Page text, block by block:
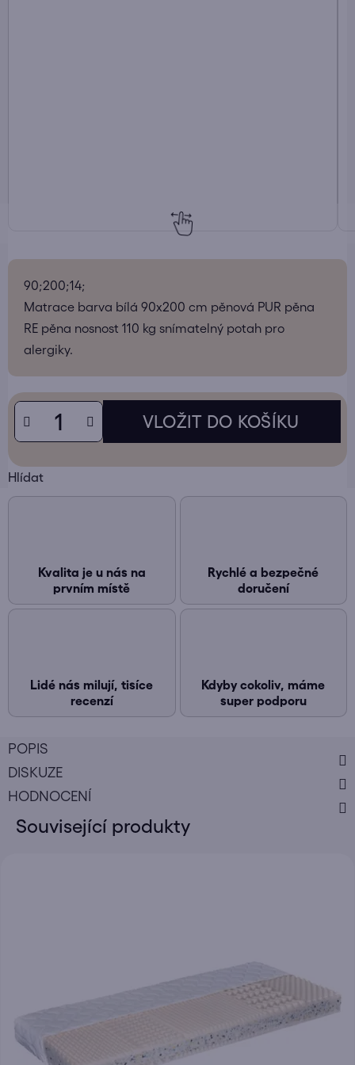
90;200;14;
Matrace barva bílá 90x200 cm pěnová PUR pěna
RE pěna nosnost 110 kg snímatelný potah pro
alergiky.
Hlídat
Kvalita je u nás na
prvním místě
Rychlé a bezpečné
doručení
Lidé nás milují, tisíce
recenzí
Kdyby cokoliv, máme
super podporu
POPIS
DISKUZE
HODNOCENÍ
Související produkty